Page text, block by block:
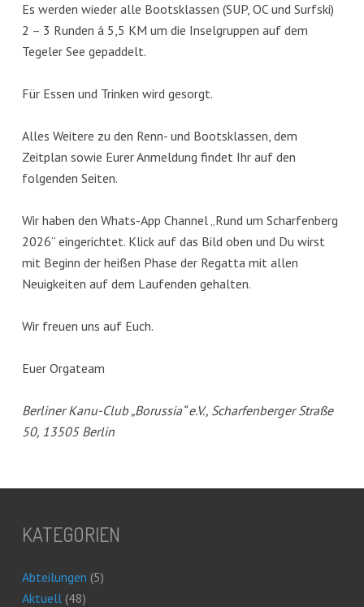
Es werden wieder alle Bootsklassen (SUP, OC und Surfski)
2 – 3 Runden á 5,5 KM um die Inselgruppen auf dem
Tegeler See gepaddelt.
Für Essen und Trinken wird gesorgt.
Alles Weitere zu den Renn- und Bootsklassen, dem
Zeitplan sowie Eurer Anmeldung findet Ihr auf den
folgenden Seiten.
Wir haben den Whats-App Channel „Rund um Scharfenberg
2026“ eingerichtet. Klick auf das Bild oben und Du wirst
mit Beginn der heißen Phase der Regatta mit allen
Neuigkeiten auf dem Laufenden gehalten.
Wir freuen uns auf Euch.
Euer Orgateam
Berliner Kanu-Club „Borussia“ e.V., Scharfenberger Straße
50, 13505 Berlin
KATEGORIEN
Abteilungen (5)
Aktuell(48)